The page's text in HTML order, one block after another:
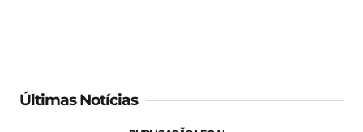
Últimas Notícias